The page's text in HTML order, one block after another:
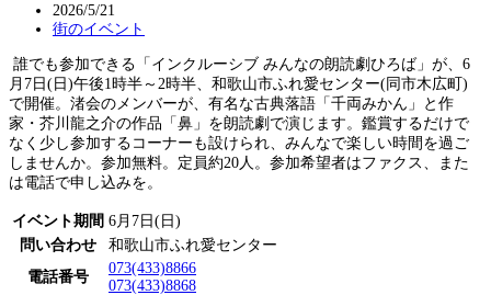
2026/5/21
街のイベント
誰でも参加できる「インクルーシブ みんなの朗読劇ひろば」が、6
月7日(日)午後1時半～2時半、和歌山市ふれ愛センター(同市木広町)
で開催。渚会のメンバーが、有名な古典落語「千両みかん」と作
家・芥川龍之介の作品「鼻」を朗読劇で演じます。鑑賞するだけで
なく少し参加するコーナーも設けられ、みんなで楽しい時間を過ご
しませんか。参加無料。定員約20人。参加希望者はファクス、また
は電話で申し込みを。
イベント期間 6月7日(日)
問い合わせ
和歌山市ふれ愛センター
電話番号
073(433)8866
073(433)8868